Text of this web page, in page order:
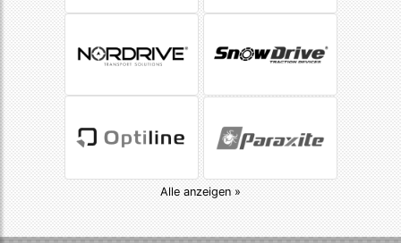
Alle anzeigen »